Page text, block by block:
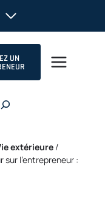
UN
extérieure /
sur l’entrepreneur :